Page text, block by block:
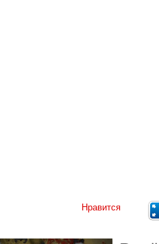
Нравится